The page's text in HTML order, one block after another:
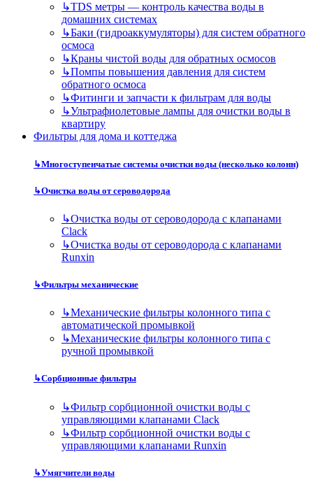
↳TDS метры — контроль качества воды в
домашних системах
↳Баки (гидроаккумуляторы) для систем обратного
осмоса
↳Краны чистой воды для обратных осмосов
↳Помпы повышения давления для систем
обратного осмоса
↳Фитинги и запчасти к фильтрам для воды
↳Ультрафиолетовые лампы для очистки воды в
квартиру
Фильтры для дома и коттеджа
↳Многоступенчатые системы очистки воды (несколько колонн)
↳Очистка воды от сероводорода
↳Очистка воды от сероводорода с клапанами
Clack
↳Очистка воды от сероводорода с клапанами
Runxin
↳Фильтры механические
↳Механические фильтры колонного типа с
автоматической промывкой
↳Механические фильтры колонного типа с
ручной промывкой
↳Сорбционные фильтры
↳Фильтр сорбционной очистки воды с
управляющими клапанами Clack
↳Фильтр сорбционной очистки воды с
управляющими клапанами Runxin
↳Умягчители воды